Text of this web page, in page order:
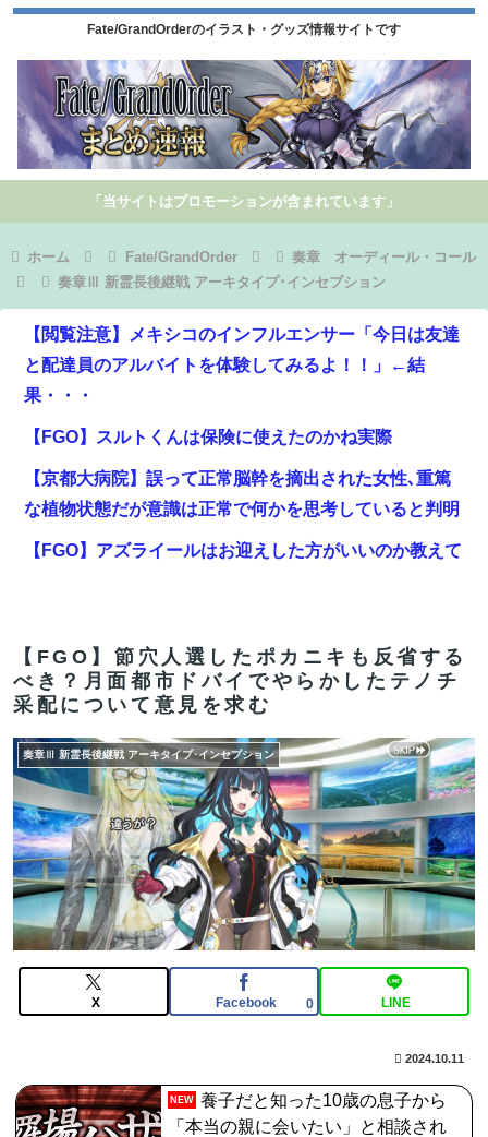
Fate/GrandOrderのイラスト・グッズ情報サイトです
「当サイトはプロモーションが含まれています」
ホーム Fate/GrandOrder
奏章 オーディール・コール
奏章Ⅲ 新霊長後継戦 アーキタイプ･インセプション
【閲覧注意】メキシコのインフルエンサー「今日は友達
と配達員のアルバイトを体験してみるよ！！」←結
果・・・
【FGO】スルトくんは保険に使えたのかね実際
【京都大病院】誤って正常脳幹を摘出された女性､重篤
な植物状態だが意識は正常で何かを思考していると判明
【FGO】アズライールはお迎えした方がいいのか教えて
【画像】悪いプリキュア「2万でどう？」
【FGO】再臨状態でバフ受けれる受けれないが困る
エッセイスト「原爆を二度と使わせてはならない」
⇒「もちろん中国の核も非難する？」⇒「中国の核は綺
麗な核！」
【FGO】ジャンヌ系にラクシュミーは含まれますか？W
ジル・ド・レェ強化みんなの反応まとめ
【FGO】バッファーとしても十分使えるね。レオニダス
強化みんなの反応まとめ
【FGO】アズライールはお迎えした方がいいのか教えて
クレメンス。アサシン単体最強だがそれだけってどうい
【FGO】水着玉藻 Fate/GrandOrderのイラスト紹介
3986
【FGO】節穴人選したポカニキも反省する
べき？月面都市ドバイでやらかしたテノチ
采配について意見を求む
奏章Ⅲ 新霊長後継戦 アーキタイプ･インセプション
X Facebook 0 LINE
2024.10.11
NEW 養子だと知った10歳の息子から
「本当の親に会いたい」と相談され